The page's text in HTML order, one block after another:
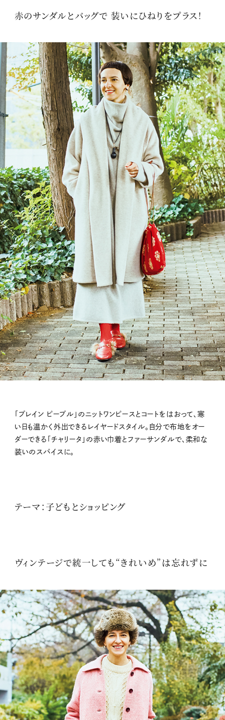
赤のサンダルとバッグで 装いにひねりをプラス！
「プレイン ピープル」のニットワンピースとコートをはおって、寒
い日も温かく外出できるレイヤードスタイル。自分で布地をオー
ダーできる「チャリータ」の赤い巾着とファーサンダルで、柔和な
装いのスパイスに。
テーマ：子どもとショッピング
ヴィンテージで統一しても“きれいめ”は忘れずに